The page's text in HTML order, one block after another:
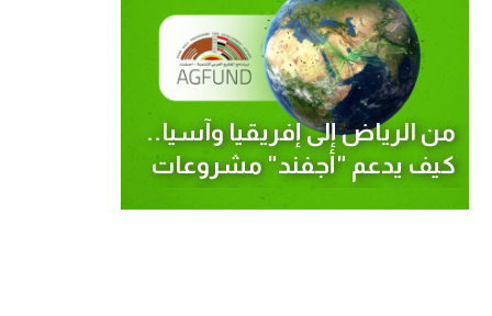
من الرياض إلى إفريقيا وآسيا..
كيف يدعم "أجفند" مشروعات
الصمود المناخي حول العالم؟